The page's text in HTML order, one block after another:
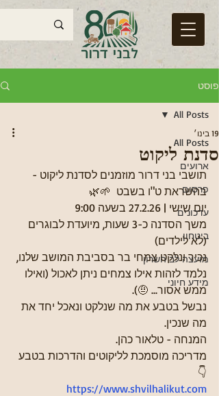
פוסט
All Posts
ארועים
פרסום
עדכונים
ביטחון
מועצה לב השרון
מידע חיוני
All Posts
סדנת ליקוט
19 בינו׳
תושבי בני דרור מוזמנים לסדנת ליקוט -
בהשראת ט"ו בשבט  🌱🌿
יום שישי | 27.2.26 בשעה 9:00
משך הסדנה כ-3 שעות, מיועדת לבוגרים
(לא לילדים)
נכיר ונלקט צמחי בר בסביבת המושב שלנו,
נלמד לזהות אילו צמחים ניתן לאכול (ואילו
ממש אסור... 🤨).
נבשל בטבע את מה שנלקט ונאכל יחד את
מה שנכין.
המנחה - טלאור כהן.
מדריכה מוסמכת לליקוטים והדרכות בטבע
👇
https://www.shvilhalikut.com